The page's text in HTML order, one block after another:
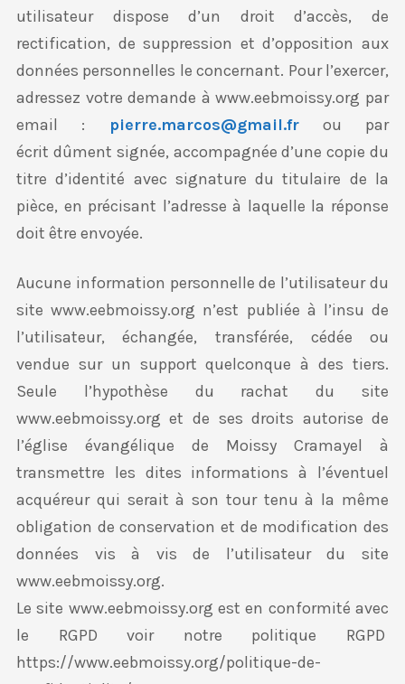
utilisateur dispose d’un droit d’accès, de
rectification, de suppression et d’opposition aux
données personnelles le concernant. Pour l’exercer,
adressez votre demande à www.eebmoissy.org par
email :
pierre.marcos@gmail.frou par
écrit dûment signée, accompagnée d’une copie du
titre d’identité avec signature du titulaire de la
pièce, en précisant l’adresse à laquelle la réponse
doit être envoyée.
Aucune information personnelle de l’utilisateur du
site www.eebmoissy.org n’est publiée à l’insu de
l’utilisateur, échangée, transférée, cédée ou
vendue sur un support quelconque à des tiers.
Seule l’hypothèse du rachat du site
www.eebmoissy.org et de ses droits autorise de
l’église évangélique de Moissy Cramayel à
transmettre les dites informations à l’éventuel
acquéreur qui serait à son tour tenu à la même
obligation de conservation et de modification des
données vis à vis de l’utilisateur du site
www.eebmoissy.org.
Le site www.eebmoissy.org est en conformité avec
le RGPD voir notre politique RGPD
https://www.eebmoissy.org/politique-de-